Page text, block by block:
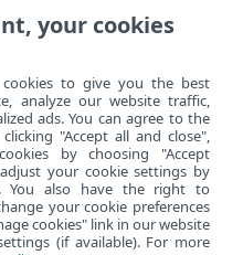
de ESET
your cookies
to give you the best
analyze our website traffic,
ads. You can agree to the
"Accept all and close",
by choosing "Accept
your cookie settings by
You also have the right to
your cookie preferences
cookies" link in our website
(if available). For more